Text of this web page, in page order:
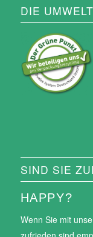
DIE
SIND SIE
HAPPY?
Wenn Sie mit